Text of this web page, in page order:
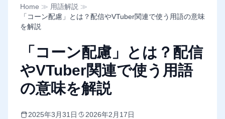
Home ≫ 用語解説 ≫
「コーン配慮」とは？配信やVTuber関連で使う用語の意味
を解説
「コーン配慮」とは？配信
やVTuber関連で使う用語
の意味を解説
2025年3月31日 2026年2月17日